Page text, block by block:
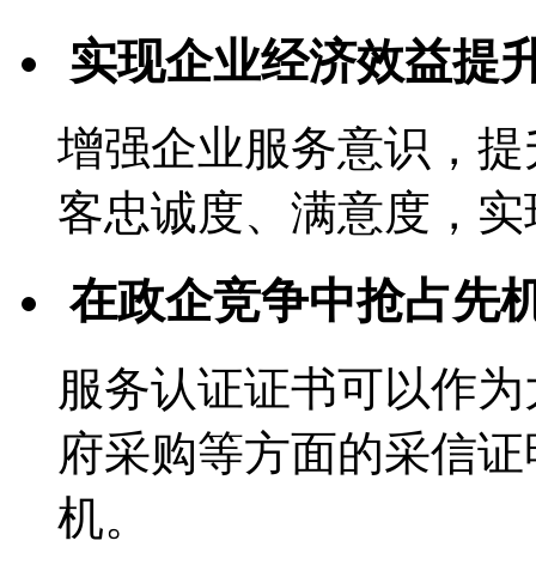
实现企业经济效益提
增强企业服务意识，
客忠诚度、满意度，
在政企竞争中抢占先
服务认证证书可以作
府采购等方面的采信
机。